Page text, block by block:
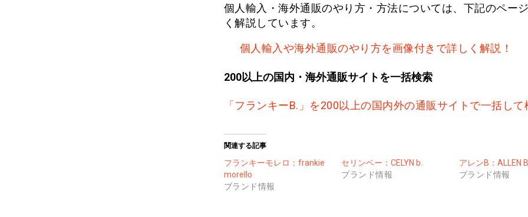
個人輸入・海外通販のやり方・方法については、下記のペー
く解説しています。
個人輸入や海外通販のやり方を画像付きで詳しく解説！
200以上の国内・海外通販サイトを一括検索
「フランキーB.」を200以上の国内外の通販サイトで一括して
関連する記事
フランキーモレロ：frankie
morello
ブランド情報
セリンベー：CELYN b.
ブランド情報
アレンB：ALLEN
ブランド情報